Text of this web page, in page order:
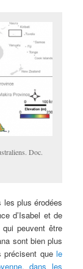
Doc.
les plus érodées
d’Isabel et de
peuvent être
sont bien plus
précisent que le
dans les